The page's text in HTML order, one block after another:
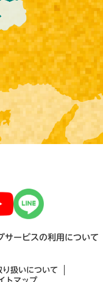
サービスの利用について
り扱いについて